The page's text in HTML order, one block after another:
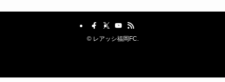
©レアッシ福岡FC.